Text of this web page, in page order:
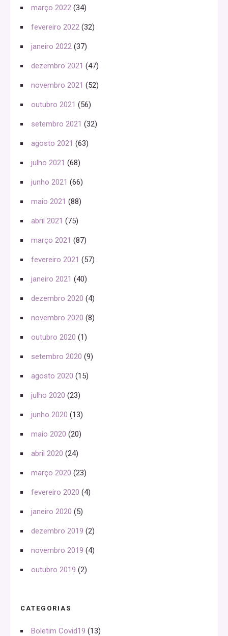
março 2022 (34)
fevereiro 2022 (32)
janeiro 2022 (37)
dezembro 2021 (47)
novembro 2021 (52)
outubro 2021 (56)
setembro 2021 (32)
agosto 2021 (63)
julho 2021 (68)
junho 2021 (66)
maio 2021 (88)
abril 2021 (75)
março 2021 (87)
fevereiro 2021 (57)
janeiro 2021 (40)
dezembro 2020 (4)
novembro 2020 (8)
outubro 2020 (1)
setembro 2020 (9)
agosto 2020 (15)
julho 2020 (23)
junho 2020 (13)
maio 2020 (20)
abril 2020 (24)
março 2020 (23)
fevereiro 2020 (4)
janeiro 2020 (5)
dezembro 2019 (2)
novembro 2019 (4)
outubro 2019 (2)
CATEGORIAS
Boletim Covid19 (13)